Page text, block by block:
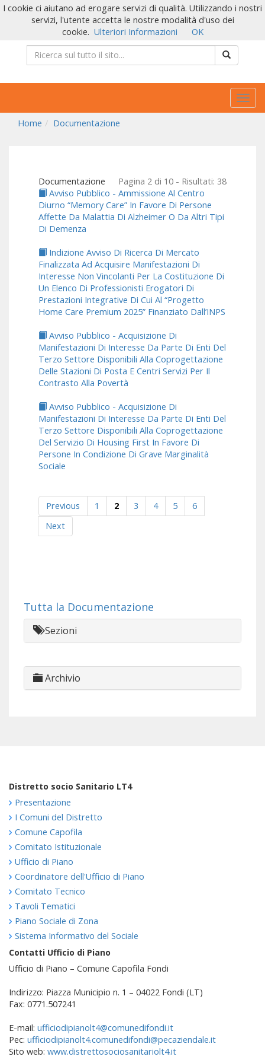
Home
Documentazione
Documentazione
Pagina 2 di 10 - Risultati: 38
Avviso Pubblico - Ammissione Al Centro
Diurno “Memory Care” In Favore Di Persone
Affette Da Malattia Di Alzheimer O Da Altri Tipi
Di Demenza
Indizione Avviso Di Ricerca Di Mercato
Finalizzata Ad Acquisire Manifestazioni Di
Interesse Non Vincolanti Per La Costituzione Di
Un Elenco Di Professionisti Erogatori Di
Prestazioni Integrative Di Cui Al “Progetto
Home Care Premium 2025” Finanziato Dall’INPS
Avviso Pubblico - Acquisizione Di
Manifestazioni Di Interesse Da Parte Di Enti Del
Terzo Settore Disponibili Alla Coprogettazione
Delle Stazioni Di Posta E Centri Servizi Per Il
Contrasto Alla Povertà
Avviso Pubblico - Acquisizione Di
Manifestazioni Di Interesse Da Parte Di Enti Del
Terzo Settore Disponibili Alla Coprogettazione
Del Servizio Di Housing First In Favore Di
Persone In Condizione Di Grave Marginalità
Sociale
Previous 1 2 3 4 5
6
Next
Tutta la Documentazione
Sezioni
Archivio
Distretto socio Sanitario LT4
Presentazione
I Comuni del Distretto
Comune Capofila
Comitato Istituzionale
Ufficio di Piano
Coordinatore dell'Ufficio di Piano
Comitato Tecnico
Tavoli Tematici
Piano Sociale di Zona
Sistema Informativo del Sociale
Contatti Ufficio di Piano
Ufficio di Piano – Comune Capofila Fondi
Indirizzo: Piazza Municipio n. 1 – 04022 Fondi (LT)
Fax: 0771.507241
E-mail: ufficiodipianolt4@comunedifondi.it
Pec: ufficiodipianolt4.comunedifondi@pecaziendale.it
Sito web: www.distrettosociosanitariolt4.it
I cookie ci aiutano ad erogare servizi di qualità. Utilizzando i nostri
servizi, l'utente accetta le nostre modalità d'uso dei
cookie. Ulteriori Informazioni OK